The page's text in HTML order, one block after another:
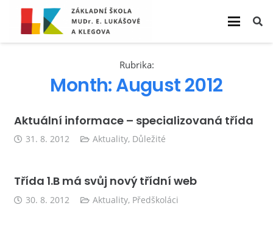
Rubrika:
Month:August 2012
Aktuální informace – specializovaná třída
31. 8. 2012 Aktuality, Důležité
Třída 1.B má svůj nový třídní web
30. 8. 2012 Aktuality, Předškoláci